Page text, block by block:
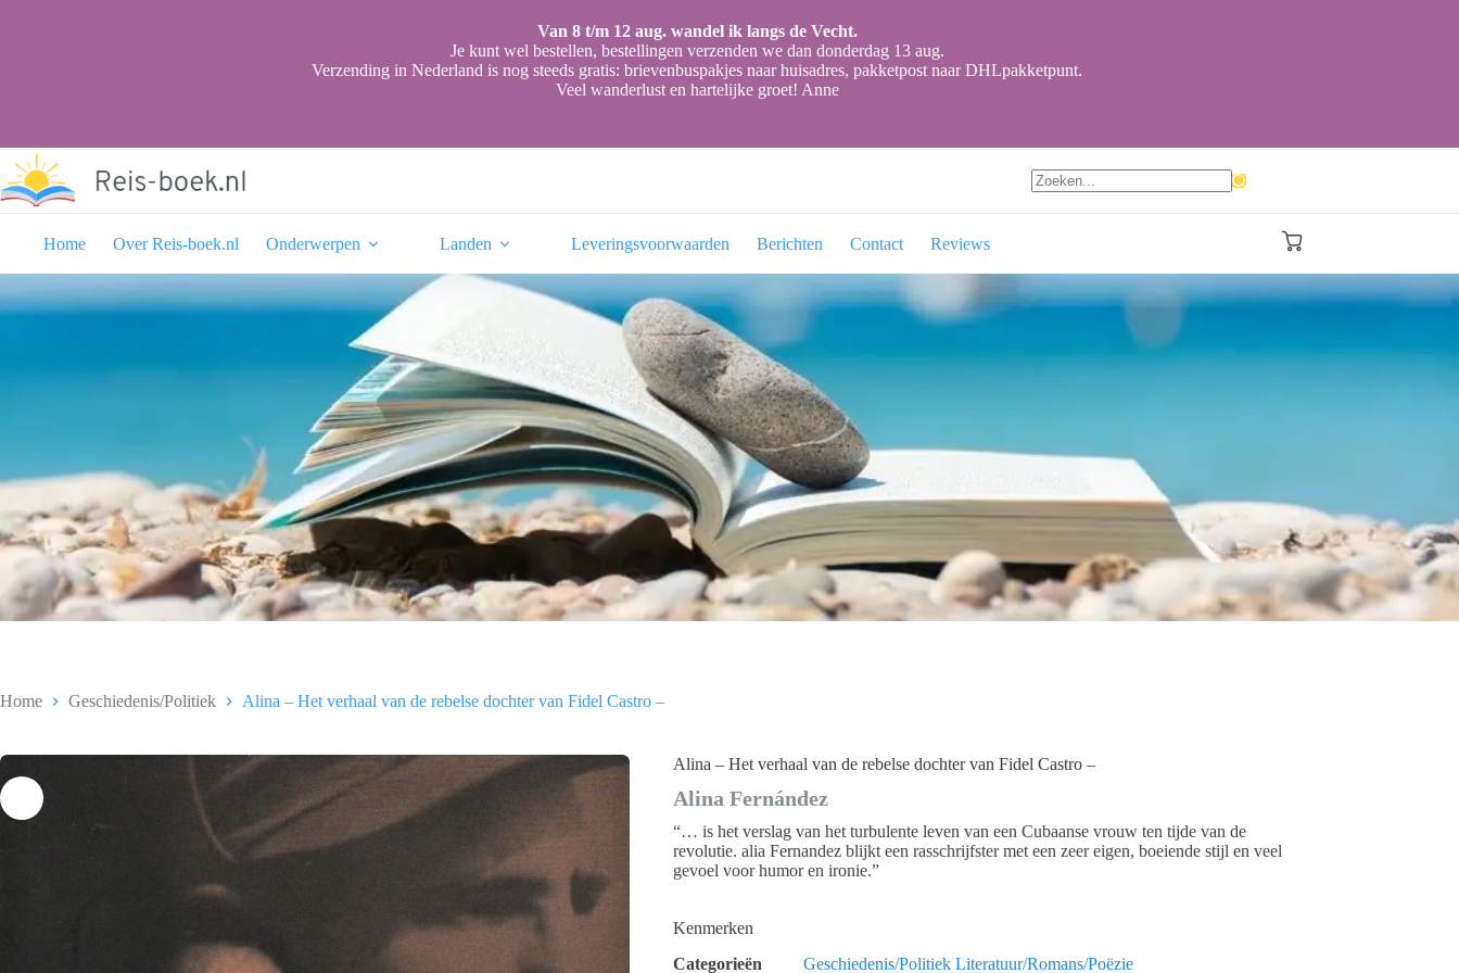
Van 8 t/m 12 aug. wandel ik langs de Vecht.
Je kunt wel bestellen, bestellingen verzenden we dan donderdag 13 aug.
Verzending in Nederland is nog steeds gratis: brievenbuspakjes naar huisadres, pakketpost naar DHLpakketpunt.
Veel wanderlust en hartelijke groet! Anne
Home
Over Reis-boek.nl Onderwerpen Landen Leveringsvoorwaarden Berichten Contact Reviews Winkelwagen
Home Geschiedenis/Politiek Alina – Het verhaal van de rebelse dochter van Fidel Castro –
Alina – Het verhaal van de rebelse dochter van Fidel Castro –
Alina Fernández
“… is het verslag van het turbulente leven van een Cubaanse vrouw ten tijde van de
revolutie. alia Fernandez blijkt een rasschrijfster met een zeer eigen, boeiende stijl en veel
gevoel voor humor en ironie.”
Kenmerken
Categorieën
Geschiedenis/Politiek Literatuur/Romans/Poëzie